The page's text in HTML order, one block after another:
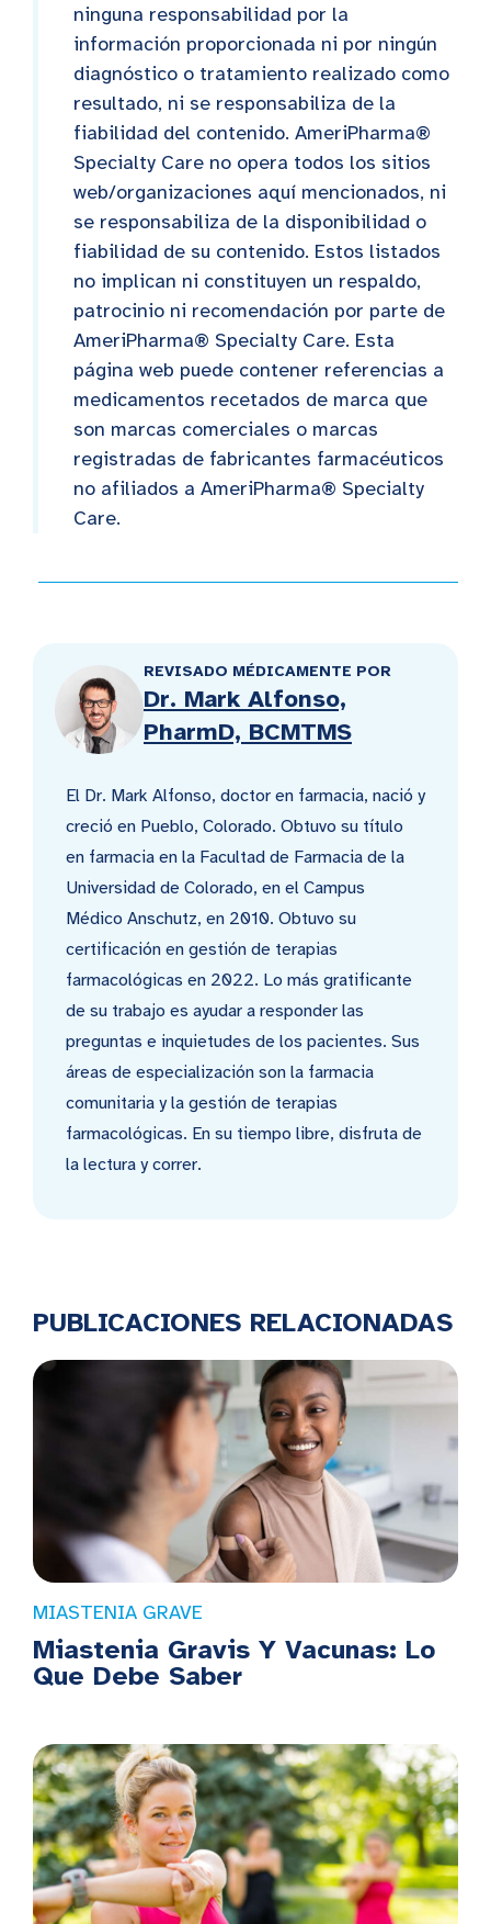
ninguna responsabilidad por la
información proporcionada ni por ningún
diagnóstico o tratamiento realizado como
resultado, ni se responsabiliza de la
fiabilidad del contenido. AmeriPharma®
Specialty Care no opera todos los sitios
web/organizaciones aquí mencionados, ni
se responsabiliza de la disponibilidad o
fiabilidad de su contenido. Estos listados
no implican ni constituyen un respaldo,
patrocinio ni recomendación por parte de
AmeriPharma® Specialty Care. Esta
página web puede contener referencias a
medicamentos recetados de marca que
son marcas comerciales o marcas
registradas de fabricantes farmacéuticos
no afiliados a AmeriPharma® Specialty
Care.
REVISADO MÉDICAMENTE POR
Dr. Mark Alfonso,
PharmD, BCMTMS
El Dr. Mark Alfonso, doctor en farmacia, nació y
creció en Pueblo, Colorado. Obtuvo su título
en farmacia en la Facultad de Farmacia de la
Universidad de Colorado, en el Campus
Médico Anschutz, en 2010. Obtuvo su
certificación en gestión de terapias
farmacológicas en 2022. Lo más gratificante
de su trabajo es ayudar a responder las
preguntas e inquietudes de los pacientes. Sus
áreas de especialización son la farmacia
comunitaria y la gestión de terapias
farmacológicas. En su tiempo libre, disfruta de
la lectura y correr.
PUBLICACIONES RELACIONADAS
MIASTENIA GRAVE
Miastenia Gravis Y Vacunas: Lo
Que Debe Saber